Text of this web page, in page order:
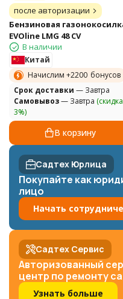
после авторизации
Бензиновая
EVOline LMG 48 CV
В наличии
Китай
Начислим +2200 бонусов
Cрок доставки — Завтра
Самовывоз— Завтра (скидка
3%)
В корзину
Садтех Юрлица
Покупайте как
лицо
Начать
Садтех Сервис
Авторизованный
центр по ремонту
Узнать больше